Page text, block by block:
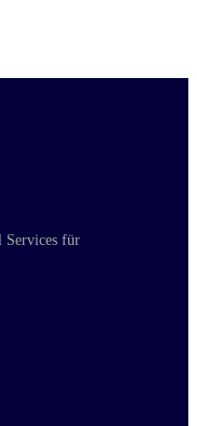
Services für